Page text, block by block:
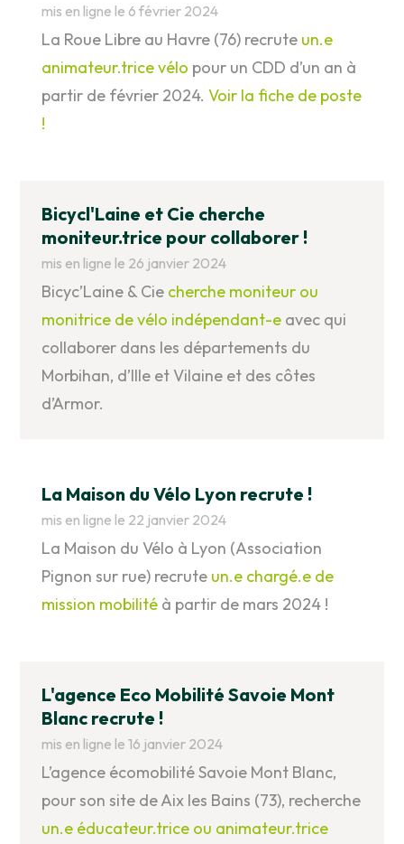
mis en ligne le 6 février 2024
La Roue Libre au Havre (76) recrute un.e
animateur.trice vélo pour un CDD d’un an à
partir de février 2024.Voir la fiche de poste
!
Bicycl'Laine et Cie cherche
moniteur.trice pour collaborer !
mis en ligne le 26 janvier 2024
Bicyc’Laine & Cie cherche moniteur ou
monitrice de vélo indépendant-e avec qui
collaborer dans les départements du
Morbihan, d’Ille et Vilaine et des côtes
d’Armor.
La Maison du Vélo Lyon recrute !
mis en ligne le 22 janvier 2024
La Maison du Vélo à Lyon (Association
Pignon sur rue) recrute un.e chargé.e de
mission mobilité à partir de mars 2024 !
L'agence Eco Mobilité Savoie Mont
Blanc recrute !
mis en ligne le 16 janvier 2024
L’agence écomobilité Savoie Mont Blanc,
pour son site de Aix les Bains (73), recherche
un.e éducateur.trice ou animateur.trice